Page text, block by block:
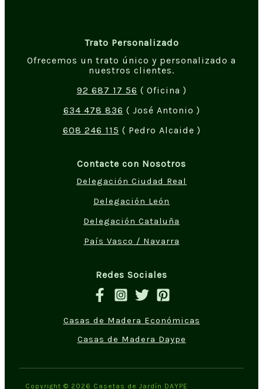
Trato Personalizado
Ofrecemos un trato único y personalizado a
nuestros clientes.
92 687 17 56 ( Oficina )
634 478 836 ( José Antonio )
608 246 115 ( Pedro Alcaide )
Contacte con Nosotros
Delegación Ciudad Real
Delegación León
Delegación Cataluña
País Vasco / Navarra
Redes Sociales
Casas de Madera Económicas
Casas de Madera Daype
Copyright © 2026 Casetas de Jardín DAYPE